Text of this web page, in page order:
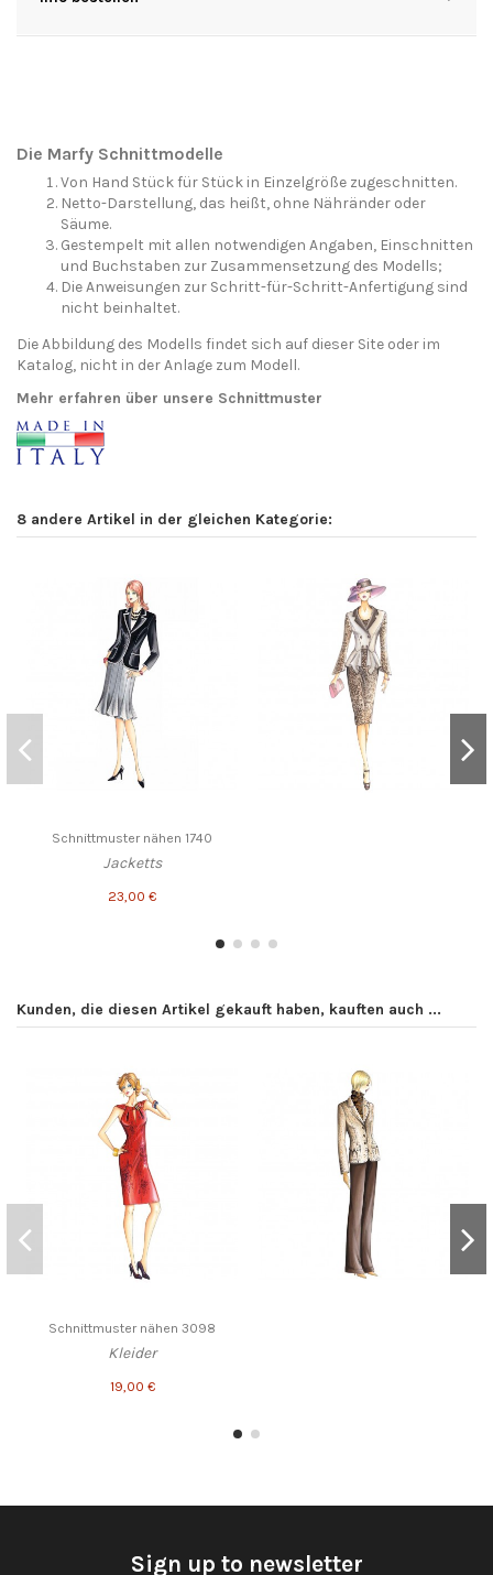
Die Marfy Schnittmodelle
Von Hand Stück für Stück in Einzelgröße zugeschnitten.
Netto-Darstellung, das heißt, ohne Nähränder oder
Säume.
Gestempelt mit allen notwendigen Angaben, Einschnitten
und Buchstaben zur Zusammensetzung des Modells;
Die Anweisungen zur Schritt-für-Schritt-Anfertigung sind
nicht beinhaltet.
Die Abbildung des Modells findet sich auf dieser Site oder im
Katalog, nicht in der Anlage zum Modell.
Mehr erfahren über unsere Schnittmuster
8 andere Artikel in der gleichen Kategorie:
Schnittmuster nähen 1740
Jacketts
23,00 €
Kunden, die diesen Artikel gekauft haben, kauften auch ...
Schnittmuster nähen 3098
Kleider
19,00 €
Sign up to newsletter